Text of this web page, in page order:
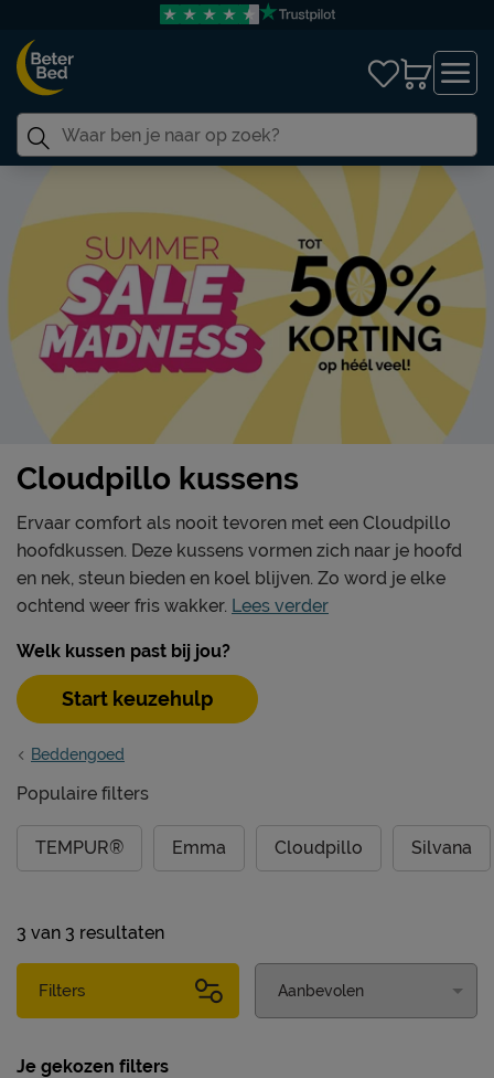
Cloudpillo kussens
Ervaar comfort als nooit tevoren met een Cloudpillo
hoofdkussen. Deze kussens vormen zich naar je hoofd
en nek, steun bieden en koel blijven. Zo word je elke
ochtend weer fris wakker. Lees verder
Welk kussen past bij jou?
Start keuzehulp
Beddengoed
Populaire filters
TEMPUR® Emma Cloudpillo Silvana
3 van 3 resultaten
Filters
Je gekozen filters